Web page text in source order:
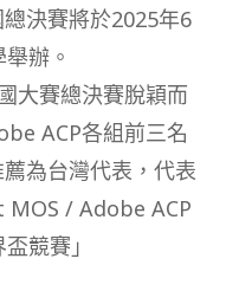
決賽將於2025年6
辦。
大賽總決賽脫穎而
ACP各組前三名
為台灣代表，代表
/ Adobe ACP
競賽」